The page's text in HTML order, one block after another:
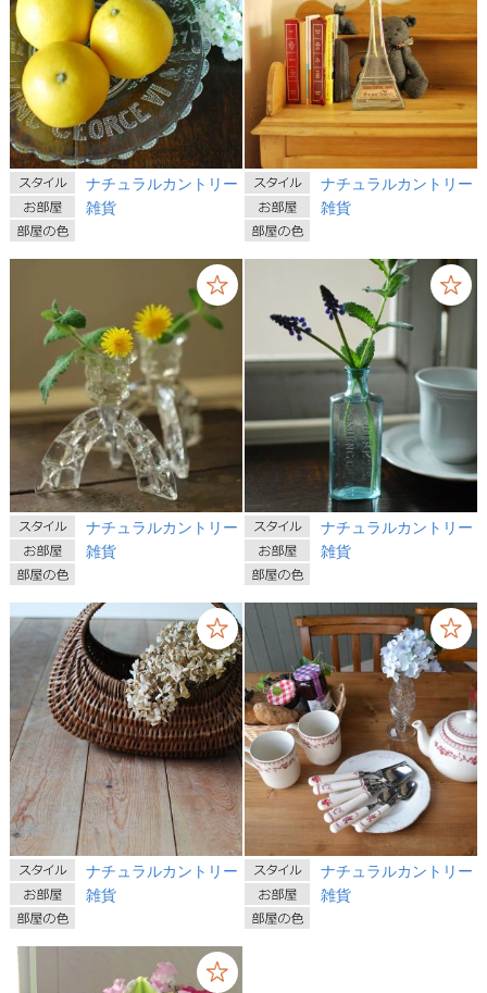
ナチュラルカントリー
雑貨
ナチュラルカントリー
雑貨
ナチュラルカントリー
雑貨
ナチュラルカントリー
雑貨
ナチュラルカントリー
雑貨
ナチュラルカントリー
雑貨